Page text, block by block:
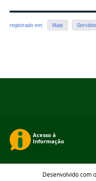
registrado em: Mais Servidor
Desenvolvido com